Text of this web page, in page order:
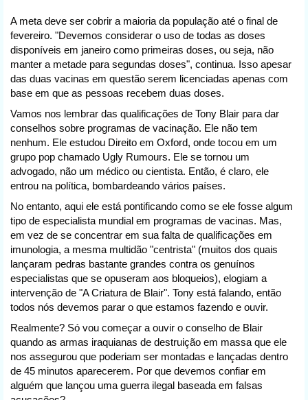
A meta deve ser cobrir a maioria da população até o final de
fevereiro. "Devemos considerar o uso de todas as doses
disponíveis em janeiro como primeiras doses, ou seja, não
manter a metade para segundas doses", continua. Isso apesar
das duas vacinas em questão serem licenciadas apenas com
base em que as pessoas recebem duas doses.
Vamos nos lembrar das qualificações de Tony Blair para dar
conselhos sobre programas de vacinação. Ele não tem
nenhum. Ele estudou Direito em Oxford, onde tocou em um
grupo pop chamado Ugly Rumours. Ele se tornou um
advogado, não um médico ou cientista. Então, é claro, ele
entrou na política, bombardeando vários países.
No entanto, aqui ele está pontificando como se ele fosse algum
tipo de especialista mundial em programas de vacinas. Mas,
em vez de se concentrar em sua falta de qualificações em
imunologia, a mesma multidão "centrista" (muitos dos quais
lançaram pedras bastante grandes contra os genuínos
especialistas que se opuseram aos bloqueios), elogiam a
intervenção de "A Criatura de Blair". Tony está falando, então
todos nós devemos parar o que estamos fazendo e ouvir.
Realmente? Só vou começar a ouvir o conselho de Blair
quando as armas iraquianas de destruição em massa que ele
nos assegurou que poderiam ser montadas e lançadas dentro
de 45 minutos aparecerem. Por que devemos confiar em
alguém que lançou uma guerra ilegal baseada em falsas